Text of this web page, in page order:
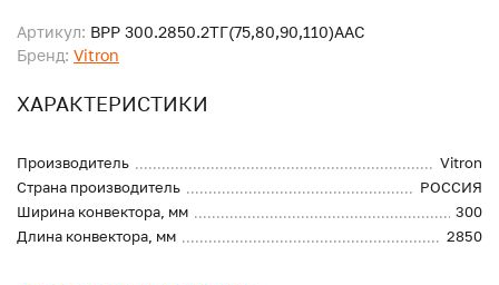
Артикул: ВРР 300.2850.2ТГ(75,80,90,110)ААС
Бренд: Vitron
ХАРАКТЕРИСТИКИ
Производитель
Vitron
Страна производитель
РОССИЯ
Ширина конвектора, мм
300
Длина конвектора, мм
2850